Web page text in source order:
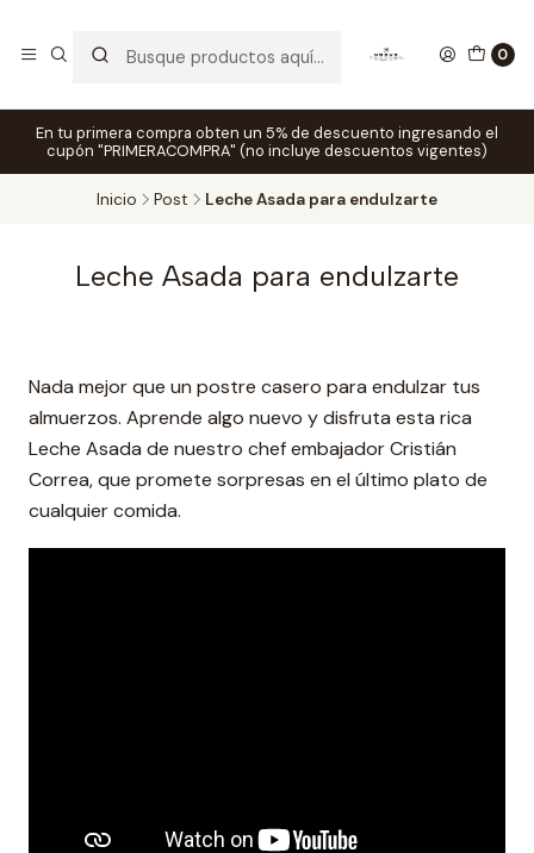
0
En tu primera compra obten un 5% de descuento ingresando el
cupón "PRIMERACOMPRA" (no incluye descuentos vigentes)
Inicio Post Leche Asada para endulzarte
Leche Asada para endulzarte
Nada mejor que un postre casero para endulzar tus
almuerzos. Aprende algo nuevo y disfruta esta rica
Leche Asada de nuestro chef embajador Cristián
Correa, que promete sorpresas en el último plato de
cualquier comida.